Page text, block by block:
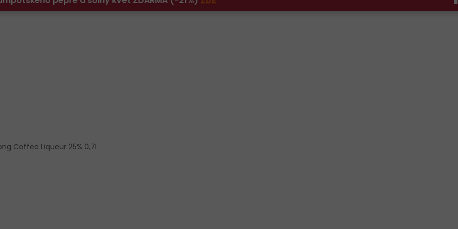
Coffee Liqueur 25% 0,7L